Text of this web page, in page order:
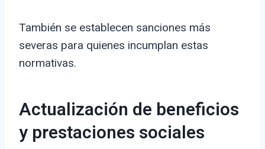
También se establecen sanciones más
severas para quienes incumplan estas
normativas.
Actualización de beneficios
y prestaciones sociales